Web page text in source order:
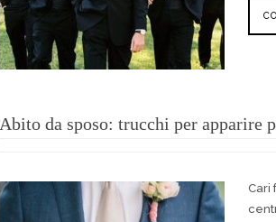
Abito da sposo: trucchi per apparire
Cari